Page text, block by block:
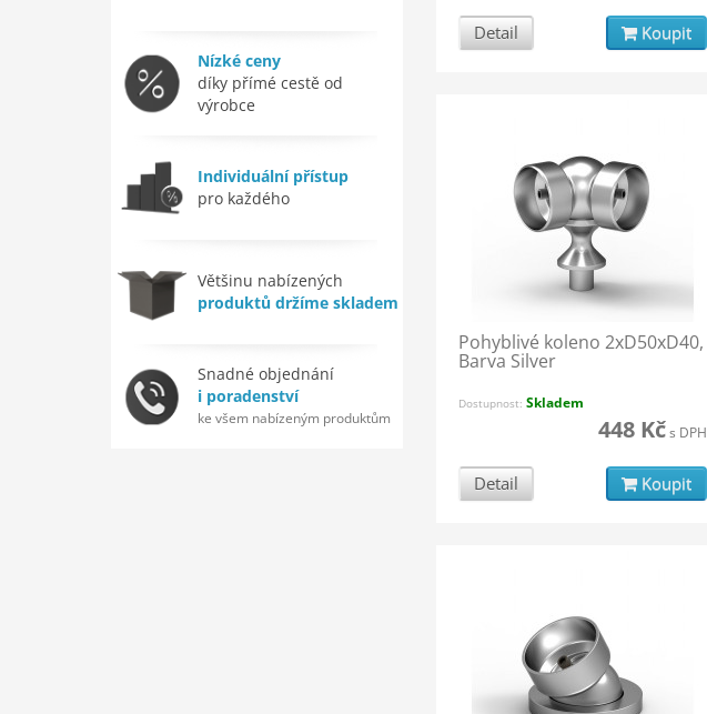
Nízké ceny
díky přímé cestě od
výrobce
Individuální přístup
pro každého
Většinu nabízených
produktů držíme skladem
Snadné objednání
i poradenství
ke všem nabízeným produktům
Detail Koupit
Pohyblivé koleno 2xD50xD40,
Barva Silver
Dostupnost:Skladem
448 Kčs DPH
Detail Koupit